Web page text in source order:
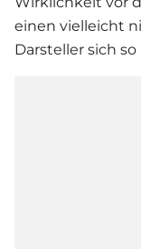
einen vielleicht
Darsteller sich